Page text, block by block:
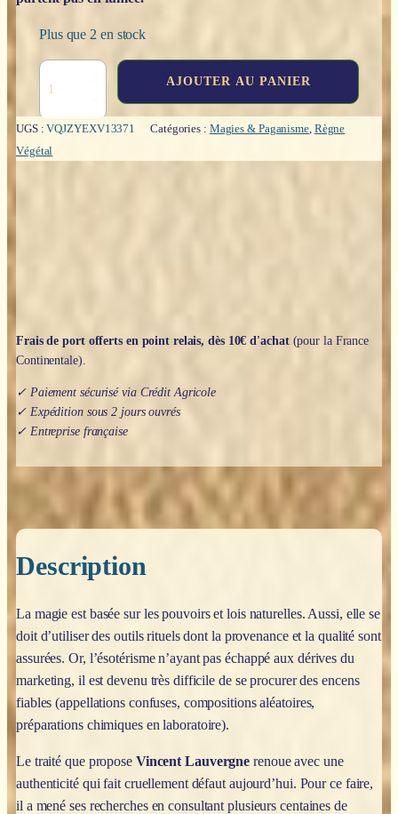
Plus que 2 en stock
des
et
AJOUTER AU PANIER
UGS :VQJZYEXV13371 Catégories : Magies & Paganisme, Règne
Végétal
Frais de port offerts en point relais, dès 10€ d'achat(pour la France
Continentale).
✓ Paiement sécurisé via Crédit Agricole
✓ Expédition sous 2 jours ouvrés
✓ Entreprise française
Description
La magie est basée sur les pouvoirs et lois naturelles. Aussi, elle se
doit d’utiliser des outils rituels dont la provenance et la qualité sont
assurées. Or, l’ésotérisme n’ayant pas échappé aux dérives du
marketing, il est devenu très difficile de se procurer des encens
fiables (appellations confuses, compositions aléatoires,
préparations chimiques en laboratoire).
Le traité que propose Vincent Lauvergne renoue avec une
authenticité qui fait cruellement défaut aujourd’hui. Pour ce faire,
il a mené ses recherches en consultant plusieurs centaines de